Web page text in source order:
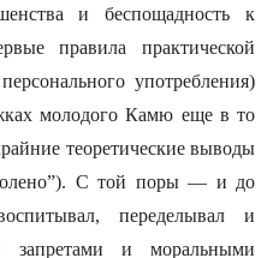
и беспощадность к
правила практической
употребления)
молодого Камю еще в то
теоретические выводы
С той поры — и до
переделывал и
запретами и моральными